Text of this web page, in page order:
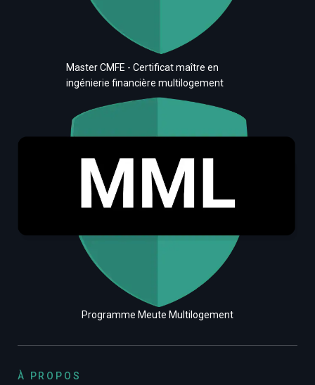
Master CMFE - Certificat maître en
ingénierie financière multilogement
Programme Meute Multilogement
À PROPOS